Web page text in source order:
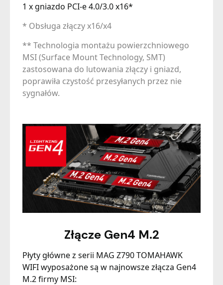
1 x gniazdo PCI-e 4.0/3.0 x16*
* Obsługa złączy x16/x4
** Technologia montażu powierzchniowego
MSI (Surface Mount Technology, SMT)
zastosowana do lutowania złączy i gniazd,
poprawiła czystość przesyłanych przez nie
sygnałów.
Złącze Gen4 M.2
Płyty główne z serii MAG Z790 TOMAHAWK
WIFI wyposażone są w najnowsze złącza Gen4
M.2 firmy MSI: